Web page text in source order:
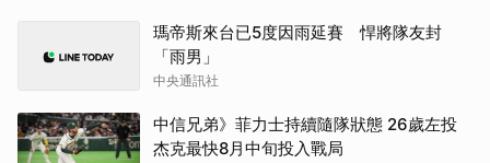
瑪帝斯來台已5度因雨延賽 悍將隊友封
「雨男」
中央通訊社
中信兄弟》菲力士持續隨隊狀態 26歲左投
杰克最快8月中旬投入戰局